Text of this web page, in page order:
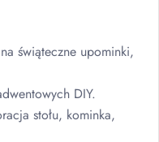
świąteczne upominki,
DIY.
stołu, kominka,